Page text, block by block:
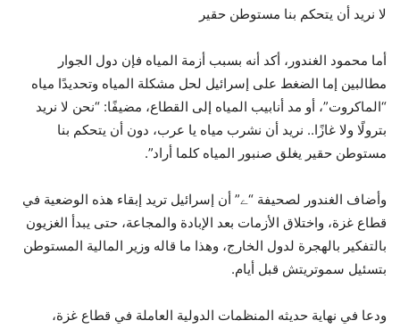
لا نريد أن يتحكم بنا مستوطن حقير
أما محمود الغندور، أكد أنه بسبب أزمة المياه فإن دول الجوار
مطالبين إما الضغط على إسرائيل لحل مشكلة المياه وتحديدًا مياه
“الماكروت”، أو مد أنابيب المياه إلى القطاع، مضيفًا: “نحن لا نريد
بترولًا ولا غازًا.. نريد أن نشرب مياه يا عرب، دون أن يتحكم بنا
مستوطن حقير يغلق صنبور المياه كلما أراد”.
وأضاف الغندور لصحيفة “ے” أن إسرائيل تريد إبقاء هذه الوضعية في
قطاع غزة، واختلاق الأزمات بعد الإبادة والمجاعة، حتى يبدأ الغزيون
بالتفكير بالهجرة لدول الخارج، وهذا ما قاله وزير المالية المستوطن
بتسئيل سموتريتش قبل أيام.
ودعا في نهاية حديثه المنظمات الدولية العاملة في قطاع غزة،